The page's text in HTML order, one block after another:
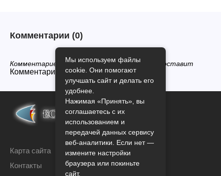
Комментарии (0)
Комментариев нет, будьте первым кто его оставит
Комментарии закрыты.
Карта сайта
Контакты
Мы используем файлы
cookie. Они помогают
улучшать сайт и делать его
удобнее.
Нажимая «Принять», вы
соглашаетесь с их
использованием и
передачей данных сервису
веб-аналитики. Если нет —
измените настройки
браузера или покиньте
сайт.